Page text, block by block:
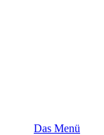
Das Menü